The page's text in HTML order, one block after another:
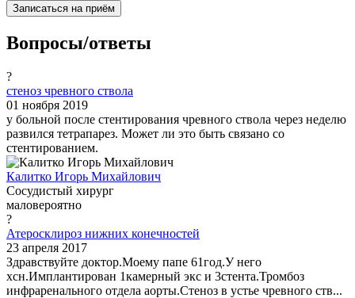
Записаться на приём
Вопросы/ответы
?
стеноз чревного ствола
01 ноября 2019
у больной после стентирования чревного ствола через неделю
развился тетрапарез. Может ли это быть связано со
стентированием.
Калитко Игорь Михайлович
Сосудистый хирург
маловероятно
?
Атеросклироз нижних конечностей
23 апреля 2017
Здравствуйте доктор.Моему папе 61год.У него
хсн.Имплантирован 1камерный экс и 3стента.Тромбоз
инфраренального отдела аорты.Стеноз в устье чревного ств...